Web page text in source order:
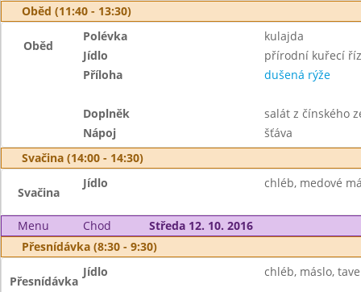
Oběd (11:40 - 13:30)
Oběd
Polévka
kulajda
Jídlo
přírodní kuřecí
Příloha
dušená rýže
Doplněk
salát z čínského
Nápoj
šťáva
Svačina (14:00 - 14:30)
Svačina
Jídlo chléb, medové
Menu Chod
Středa 12. 10. 2016
Přesnídávka (8:30 - 9:30)
Přesnídávka
Jídlo chléb, máslo,